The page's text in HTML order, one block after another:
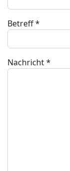
Betreff*
Nachricht*